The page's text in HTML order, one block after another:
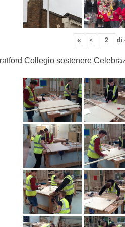
« < di
Collegio sostenere